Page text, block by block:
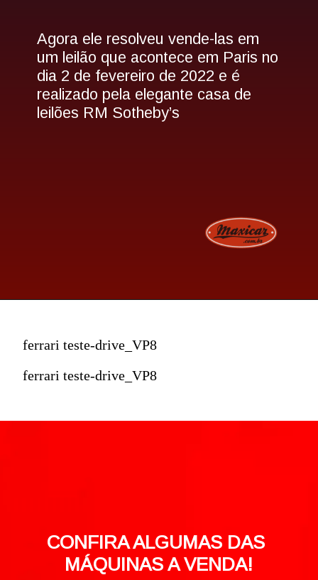
Agora ele resolveu vende-las em
um leilão que acontece em Paris no
dia 2 de fevereiro de 2022 e é
realizado pela elegante casa de
leilões RM Sotheby’s
ferrari teste-drive_VP8
ferrari teste-drive_VP8
CONFIRA ALGUMAS DAS
MÁQUINAS A VENDA!